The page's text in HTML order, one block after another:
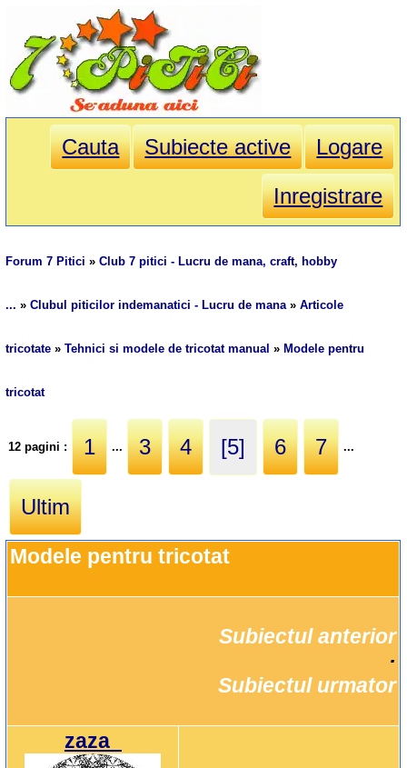
Cauta Subiecte active
Logare
Inregistrare
Forum 7 Pitici »Club 7 pitici - Lucru de mana, craft, hobby
... »Clubul piticilor indemanatici - Lucru de mana»Articole
tricotate »Tehnici si modele de tricotat manual » Modele pentru
tricotat
12 pagini : 1 ... 3 4 [5] 6 7 ...
Ultim
Modele pentru tricotat
Subiectul anterior
Subiectul urmator
zaza_